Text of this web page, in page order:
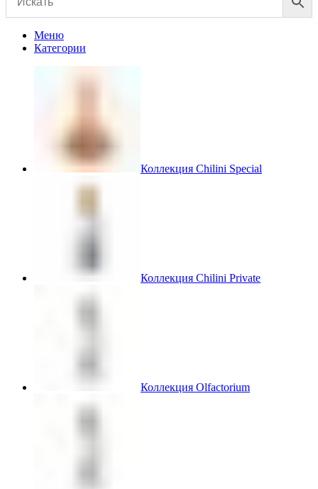
Меню
Категории
Коллекция Chilini Special
Коллекция Chilini Private
Коллекция Olfactorium